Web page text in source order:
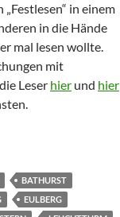
in einem
in die Hände
mal lesen wollte.
mit
Leser hier und hier
deutschen Wald
BATHURST
EULBERG